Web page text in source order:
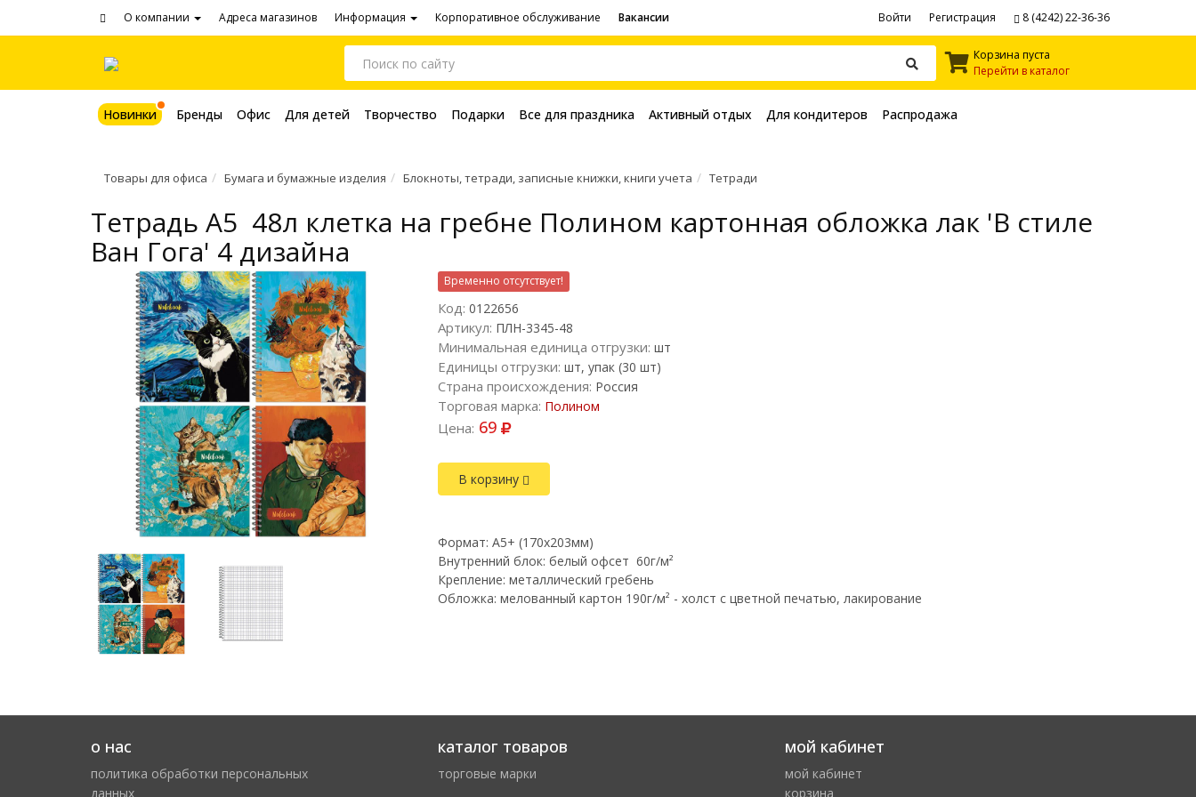
О компании Адреса магазинов Информация Корпоративное обслуживание Вакансии Войти Регистрация 8 (4242) 22-36-36
Корзина пуста
Перейти в каталог
Новинки Бренды Офис Для детей Творчество Подарки Все для праздника Активный отдых Для кондитеров Распродажа
Товары для офиса Бумага и бумажные изделия Блокноты, тетради, записные книжки, книги учета Тетради
Тетрадь A5 48л клетка на гребне Полином картонная обложка лак 'В стиле
Ван Гога' 4 дизайна
Временно отсутствует!
Код: 0122656
Артикул: ПЛН-3345-48
Минимальная единица отгрузки: шт
Единицы отгрузки: шт, упак (30 шт)
Страна происхождения: Россия
Торговая марка: Полином
Цена: 69
В корзину
Формат: A5+ (170х203мм)
Внутренний блок: белый офсет 60г/м²
Крепление: металлический гребень
Обложка: мелованный картон 190г/м² - холст с цветной печатью, лакирование
о нас
политика обработки персональных
данных
каталог товаров
торговые марки
мой кабинет
мой кабинет
корзина